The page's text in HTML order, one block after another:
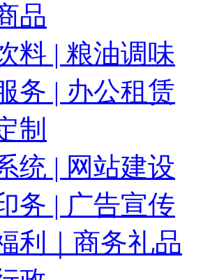
品
料 | 粮油调味
务 | 办公租赁
制
统 | 网站建设
务 | 广告宣传
利｜商务礼品